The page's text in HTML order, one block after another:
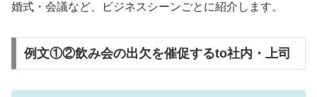
婚式・会議など、ビジネスシーンごとに紹介します。
例文①②飲み会の出欠を催促するto社内・上司